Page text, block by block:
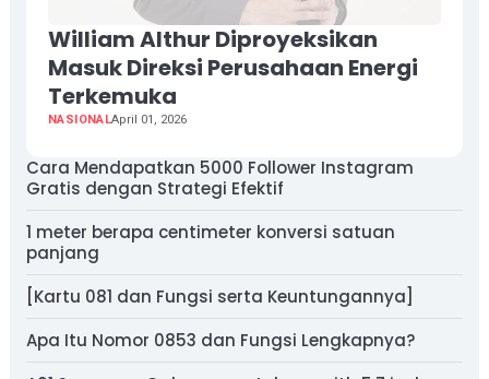
William Althur Diproyeksikan
Masuk Direksi Perusahaan Energi
Terkemuka
NASIONALApril 01, 2026
Cara Mendapatkan 5000 Follower Instagram
Gratis dengan Strategi Efektif
1 meter berapa centimeter konversi satuan
panjang
[Kartu 081 dan Fungsi serta Keuntungannya]
Apa Itu Nomor 0853 dan Fungsi Lengkapnya?